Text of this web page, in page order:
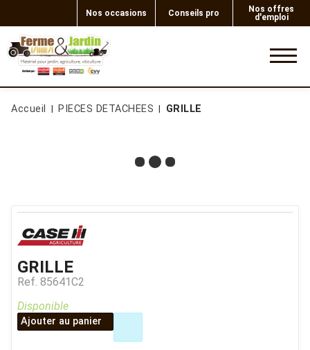
Nos occasions Conseils pro
Nos offres
d'emploi
Accueil PIECES DETACHEES GRILLE
GRILLE
Ref. 85641C2
Disponible
Ajouter au panier